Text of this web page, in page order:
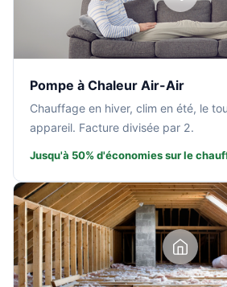
Pompe à Chaleur Air-Air
Chauffage en hiver, clim en été, le
appareil. Facture divisée par 2.
Jusqu'à 50% d'économies sur le